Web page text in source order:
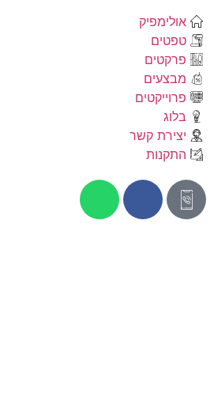
אולימפיק
טפטים
פרקטים
מבצעים
פרוייקטים
בלוג
יצירת קשר
התקנות